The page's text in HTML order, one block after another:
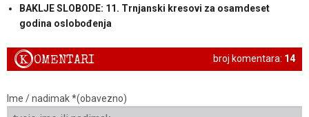
BAKLJE SLOBODE: 11. Trnjanski kresovi za osamdeset
godina oslobođenja
broj komentara: 14
KOMENTARI
Ime / nadimak *(obavezno)